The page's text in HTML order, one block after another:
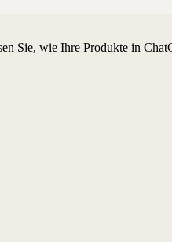
Sie, wie Ihre Produkte in